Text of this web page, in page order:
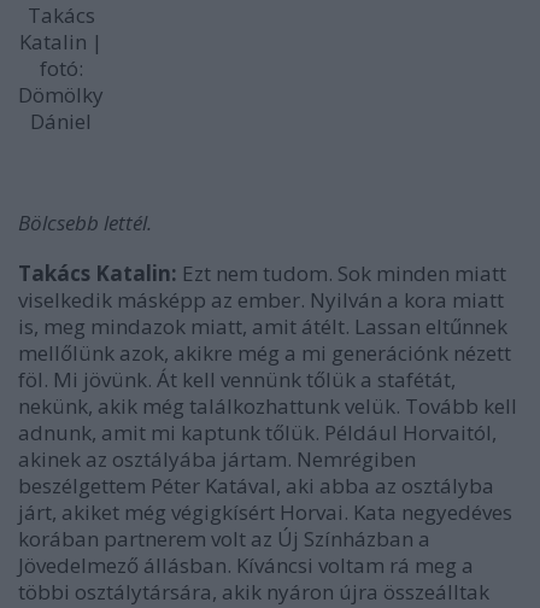
Takács
Katalin |
fotó:
Dömölky
Dániel
Bölcsebb lettél.
Takács Katalin: Ezt nem tudom. Sok minden miatt
viselkedik másképp az ember. Nyilván a kora miatt
is, meg mindazok miatt, amit átélt. Lassan eltűnnek
mellőlünk azok, akikre még a mi generációnk nézett
föl. Mi jövünk. Át kell vennünk tőlük a stafétát,
nekünk, akik még találkozhattunk velük. Tovább kell
adnunk, amit mi kaptunk tőlük. Például Horvaitól,
akinek az osztályába jártam. Nemrégiben
beszélgettem Péter Katával, aki abba az osztályba
járt, akiket még végigkísért Horvai. Kata negyedéves
korában partnerem volt az Új Színházban a
Jövedelmező állásban. Kíváncsi voltam rá meg a
többi osztálytársára, akik nyáron újra összeálltak